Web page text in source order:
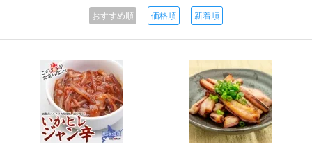
おすすめ順 価格順 新着順